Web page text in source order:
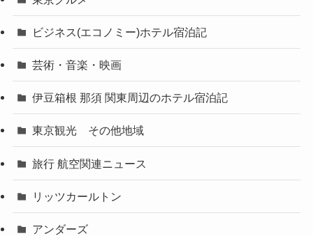
ビジネス(エコノミー)ホテル宿泊記
芸術・音楽・映画
伊豆箱根 那須 関東周辺のホテル宿泊記
東京観光 その他地域
旅行 航空関連ニュース
リッツカールトン
アンダーズ